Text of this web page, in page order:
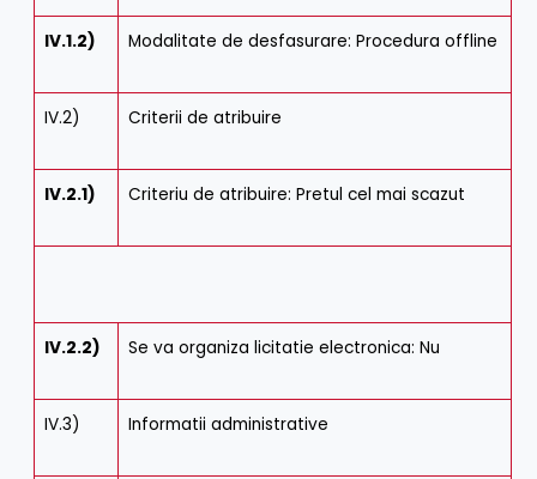
IV.1.2) Modalitate de desfasurare: Procedura offline
IV.2) Criterii de atribuire
IV.2.1) Criteriu de atribuire: Pretul cel mai scazut
IV.2.2) Se va organiza licitatie electronica: Nu
IV.3) Informatii administrative